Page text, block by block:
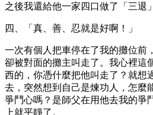
之後我還給他一家四口做了「三退
四、「真、善、忍就是好啊！」
一次有個人把車停在了我的攤位前
卻被對面的攤主叫走了。我心裡這
西的，你憑什麼把他叫走了？就想
去，突然想到自己是煉功人，怎麼
爭鬥心嗎？是師父在用他去我的爭
上就平靜了。